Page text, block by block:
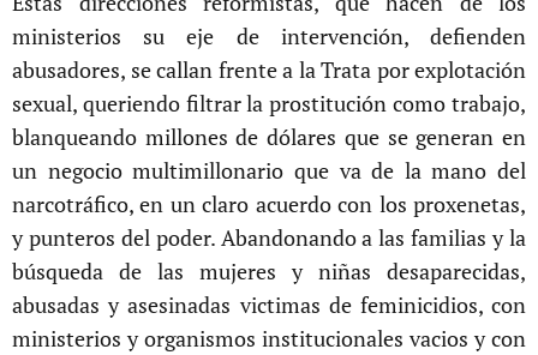
ministerios su eje de intervención, defienden
abusadores, se callan frente a la Trata por explotación
sexual, queriendo filtrar la prostitución como trabajo,
blanqueando millones de dólares que se generan en
un negocio multimillonario que va de la mano del
narcotráfico, en un claro acuerdo con los proxenetas,
y punteros del poder. Abandonando a las familias y la
búsqueda de las mujeres y niñas desaparecidas,
abusadas y asesinadas victimas de feminicidios, con
ministerios y organismos institucionales vacios y con